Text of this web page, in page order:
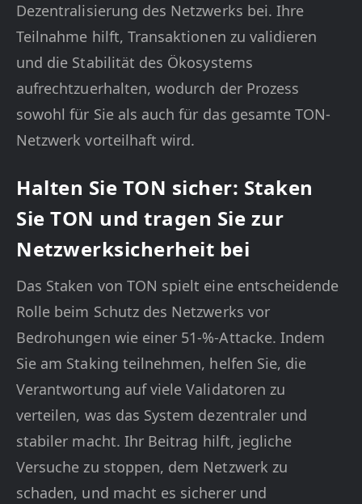
Dezentralisierung des Netzwerks bei. Ihre
Teilnahme hilft, Transaktionen zu validieren
und die Stabilität des Ökosystems
aufrechtzuerhalten, wodurch der Prozess
sowohl für Sie als auch für das gesamte TON-
Netzwerk vorteilhaft wird.
Halten Sie TON sicher: Staken
Sie TON und tragen Sie zur
Netzwerksicherheit bei
Das Staken von TON spielt eine entscheidende
Rolle beim Schutz des Netzwerks vor
Bedrohungen wie einer 51-%-Attacke. Indem
Sie am Staking teilnehmen, helfen Sie, die
Verantwortung auf viele Validatoren zu
verteilen, was das System dezentraler und
stabiler macht. Ihr Beitrag hilft, jegliche
Versuche zu stoppen, dem Netzwerk zu
schaden, und macht es sicherer und